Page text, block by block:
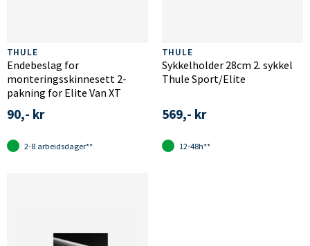
THULE
Endebeslag for
monteringsskinnesett 2-
pakning for Elite Van XT
90,- kr
2-8 arbeidsdager**
THULE
Sykkelholder 28cm 2. sykkel
Thule Sport/Elite
569,- kr
12-48h**